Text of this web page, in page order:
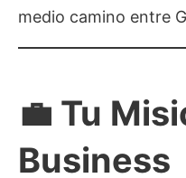
medio camino entre
💼 Tu
Business